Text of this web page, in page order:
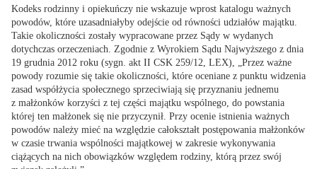
Kodeks rodzinny i opiekuńczy nie wskazuje wprost katalogu ważnych
powodów, które uzasadniałyby odejście od równości udziałów majątku.
Takie okoliczności zostały wypracowane przez Sądy w wydanych
dotychczas orzeczeniach. Zgodnie z Wyrokiem Sądu Najwyższego z dnia
19 grudnia 2012 roku (sygn. akt II CSK 259/12, LEX), „Przez ważne
powody rozumie się takie okoliczności, które oceniane z punktu widzenia
zasad współżycia społecznego sprzeciwiają się przyznaniu jednemu
z małżonków korzyści z tej części majątku wspólnego, do powstania
której ten małżonek się nie przyczynił. Przy ocenie istnienia ważnych
powodów należy mieć na względzie całokształt postępowania małżonków
w czasie trwania wspólności majątkowej w zakresie wykonywania
ciążących na nich obowiązków względem rodziny, którą przez swój